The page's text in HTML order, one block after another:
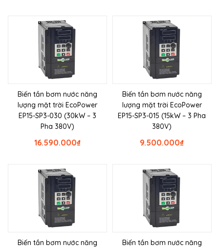
Biến tần bơm nước năng
lượng mặt trời EcoPower
EP15-SP3-030 (30kW – 3
Pha 380V)
₫
16.590.000
Biến tần bơm nước năng
lượng mặt trời EcoPower
EP15-SP3-015 (15kW – 3 Pha
380V)
₫
9.500.000
Biến tần bơm nước năng
Biến tần bơm nước năng